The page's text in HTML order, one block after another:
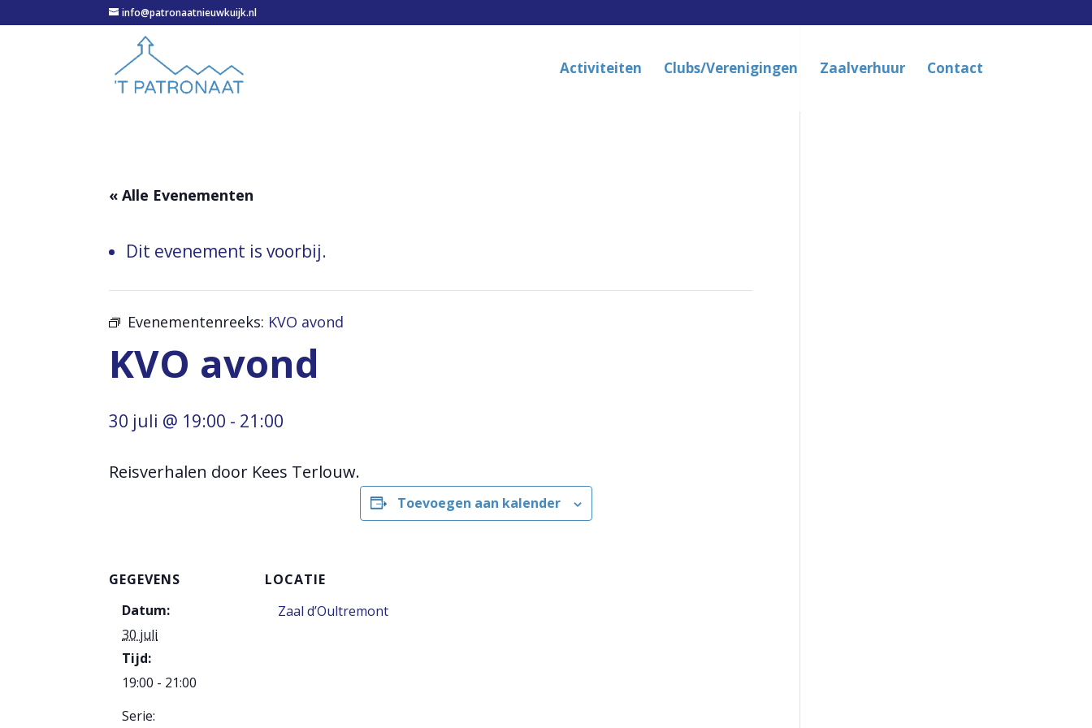
info@patronaatnieuwkuijk.nl
Activiteiten Clubs/Verenigingen Zaalverhuur Contact
« Alle Evenementen
Dit evenement is voorbij.
Evenementenreeks: KVO avond
KVO avond
30 juli @ 19:00 - 21:00
Reisverhalen door Kees Terlouw.
Toevoegen aan kalender
GEGEVENS
Datum:
30 juli
Tijd:
19:00 - 21:00
Serie:
LOCATIE
Zaal d’Oultremont